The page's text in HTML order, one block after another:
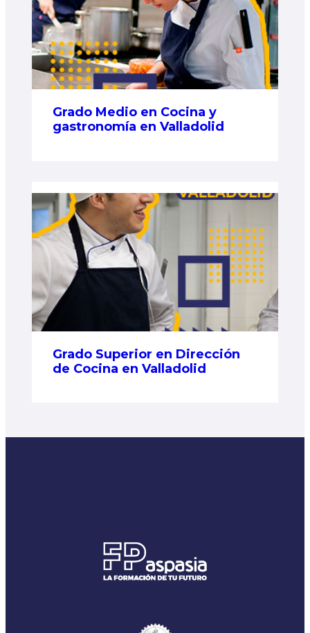
Grado Medio en Cocina y
gastronomía en Valladolid
Grado Superior en Dirección
de Cocina en Valladolid